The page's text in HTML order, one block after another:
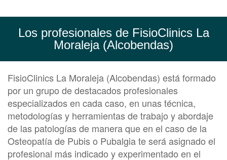
Los profesionales de FisioClinics La
Moraleja (Alcobendas)
FisioClinics La Moraleja (Alcobendas) está formado
por un grupo de destacados profesionales
especializados en cada caso, en unas técnica,
metodologías y herramientas de trabajo y abordaje
de las patologías de manera que en el caso de la
Osteopatía de Pubis o Pubalgia te será asignado el
profesional más indicado y experimentado en el